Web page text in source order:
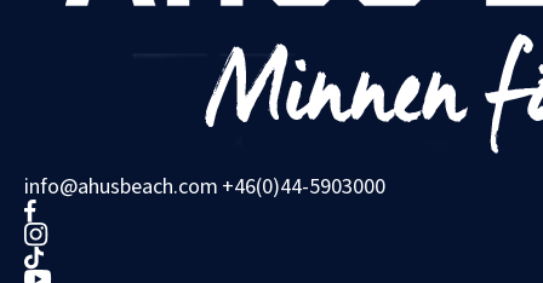
info@ahusbeach.com +46(0)44-5903000